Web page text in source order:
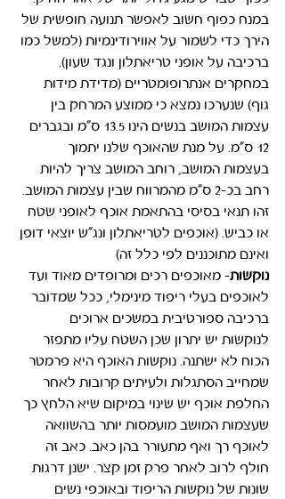
במנח כפוף חשוב לאפשר תנועה חופשית של
הירך כדי לשמור על אווירודינמיות (למשל כמו
ברכיבה על אופני טריאתלון ונגד שעון).
במחקרים אנתרופומטריים (מדידת מידות
גוף) שנערכו נמצא כי ממוצע המרחק בין
עצמות המושב בנשים הינו 13.5 ס"מ ובגברים
12 ס"מ. על מנת שהאוכף שלנו יתמוך
בעצמות המושב, רוחב המושב צריך להיות
רחב בכ-2 ס"מ מהמרווח שבין עצמות המושב.
זהו תנאי בסיסי בהתאמת אוכף לאופני שטח
או כביש. (אוכפים לטריאתלון ונג"ש יוצאי דופן
ואינם מתוכננים לפי כלל זה)
נוקשות- מאוכפים רכים ומרופדים מאוד ועד
לאוכפים בעלי ריפוד מינימלי, ככל שמדובר
ברכיבה ספורטיבית במשכים ארוכים
לנוקשות יש יתרון שכן השטח עליו מתפזר
הכוח לא ישתנה. נוקשות האוכף היא פרמטר
שמחייב הסתגלות ולעיתים קרובות לאחר
החלפת אוכף יש שינוי במיקום שיא הלחץ כך
שעצמות המושב מועמסות יותר בהשוואה
לאוכף רך ואף מתעורר בהן כאב. כאב זה
חולף לרוב לאחר פרק זמן קצר. ישנן דרגות
שונות של נוקשות הריפוד ובאוכפי נשים